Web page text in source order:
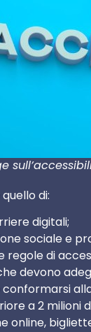
di:
digitali;
sociale e
regole di
devono
a 2 milioni
online,